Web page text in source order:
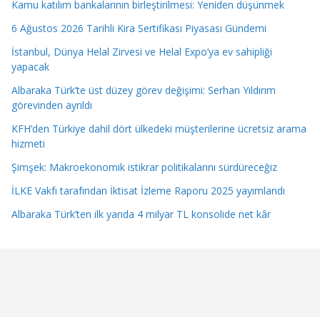
Kamu katılım bankalarının birleştirilmesi: Yeniden düşünmek
6 Ağustos 2026 Tarihli Kira Sertifikası Piyasası Gündemi
İstanbul, Dünya Helal Zirvesi ve Helal Expo’ya ev sahipliği
yapacak
Albaraka Türk’te üst düzey görev değişimi: Serhan Yıldırım
görevinden ayrıldı
KFH’den Türkiye dahil dört ülkedeki müşterilerine ücretsiz arama
hizmeti
Şimşek: Makroekonomik istikrar politikalarını sürdüreceğiz
İLKE Vakfı tarafından İktisat İzleme Raporu 2025 yayımlandı
Albaraka Türk’ten ilk yarıda 4 milyar TL konsolide net kâr